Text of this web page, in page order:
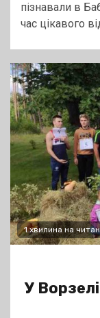
пізнавали в
час цікавого
1 хвилина на
У